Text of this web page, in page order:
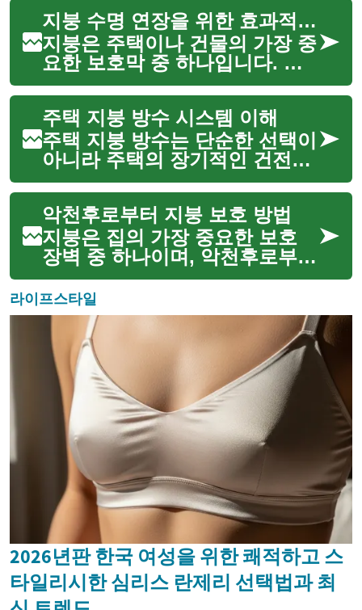
키는 역할을 합니다. 지붕의 수
명과 효율성은 적절한 유지보수
와 특히 방수 처리에 달려 있습
니다. 효과적인 지붕 방수는...
지붕 수명 연장을 위한 효과적인 방법
지붕은 주택이나 건물의 가장 중
요한 보호막 중 하나입니다. 끊
임없이 비, 눈, 바람, 햇빛 등 다
양한 기상 조건에 노출되기 때문
에 시간이 지남에 따라 손상되기
쉽습니다. 지붕의 수명을 효과적
으로 연장하고 건물의...
주택 지붕 방수 시스템 이해
주택 지붕 방수는 단순한 선택이
아니라 주택의 장기적인 건전성
과 거주자의 편안함을 위해 필수
적인 요소입니다. 외부 환경으로
부터 주택 내부를 보호하는 최전
선 역할을 하며, 비, 눈, 바람 등
다양한 기후 조건에 ...
악천후로부터 지붕 보호 방법
지붕은 집의 가장 중요한 보호
장벽 중 하나이며, 악천후로부터
내부를 안전하게 지키는 핵심적
인 역할을 합니다. 비, 눈, 강풍,
그리고 자외선은 시간이 지남에
따라 지붕에 심각한 손상을 줄
수 있으며, 이는 누...
라이프스타일
2026년판 한국 여성을 위한 쾌적하고 스
타일리시한 심리스 란제리 선택법과 최